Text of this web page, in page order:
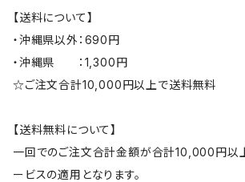
【送料について】
・沖縄県以外：690円
・沖縄県 ：1,300円
☆ご注文合計10,000円以上で送料無料
【送料無料について】
一回でのご注文合計金額が合計10,000円以
ービスの適用となります。